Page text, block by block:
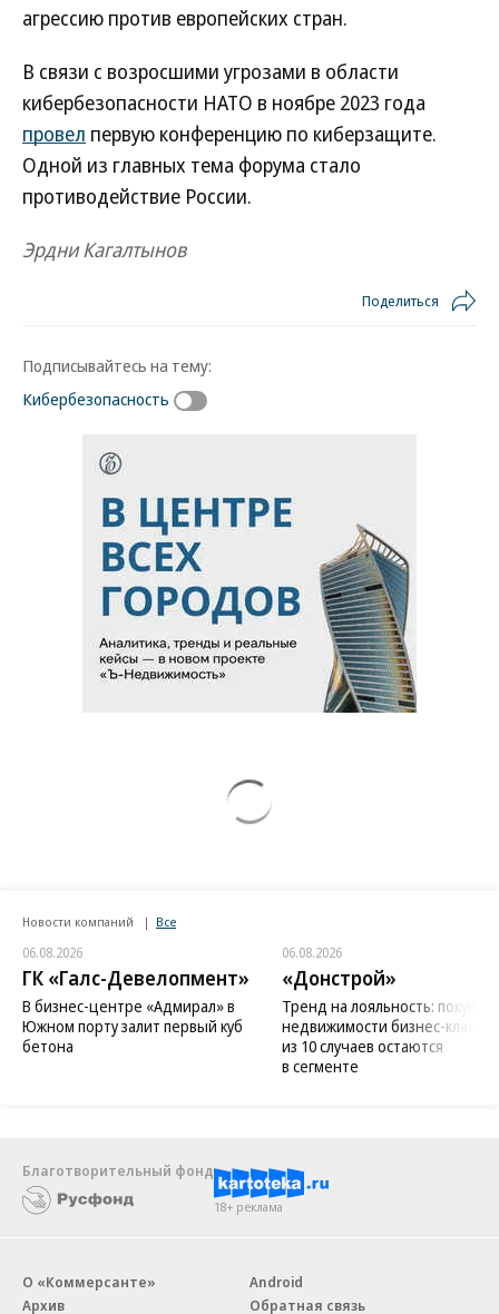
агрессию против европейских стран.
В связи с возросшими угрозами в области
кибербезопасности НАТО в ноябре 2023 года
провел первую конференцию по киберзащите.
Одной из главных тема форума стало
противодействие России.
Эрдни Кагалтынов
Поделиться
Подписывайтесь на тему:
Кибербезопасность
Новости компаний Все
06.08.2026
ГК «Галс-Девелопмент»
В бизнес-центре «Адмирал» в
Южном порту залит первый куб
бетона
06.08.2026
«Донстрой»
Тренд на лояльность:
недвижимости бизнес-класса
из 10 случаев остаются
в сегменте
Благотворительный фонд
18+ реклама
О «Коммерсанте»
Архив
Android
Обратная связь